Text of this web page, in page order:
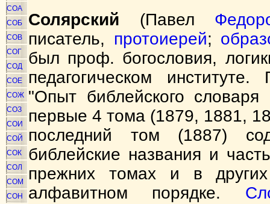
СОА
СОБ
СОВ
СОГ
СОД
СОЕ
СОЖ
СОЗ
СОИ
СОЙ
СОК
СОЛ
СОМ
СОН
Солярский (Павел
писатель, протоиерей;
был проф. богословия,
педагогическом
"Опыт библейского
первые 4 тома (1879, 1881,
последний том (1887)
библейские названия и
прежних томах и в
алфавитном порядке.